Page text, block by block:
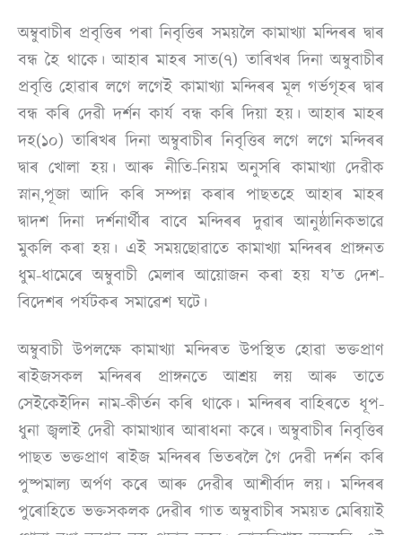
অম্বুবাচীৰ প্ৰবৃত্তিৰ পৰা নিবৃত্তিৰ সময়লৈ কামাখ্যা মন্দিৰৰ দ্বাৰ
বন্ধ হৈ থাকে। আহাৰ মাহৰ সাত(৭) তাৰিখৰ দিনা অম্বুবাচীৰ
প্ৰবৃত্তি হোৱাৰ লগে লগেই কামাখ্যা মন্দিৰৰ মূল গৰ্ভগৃহৰ দ্বাৰ
বন্ধ কৰি দেৱী দৰ্শন কাৰ্য বন্ধ কৰি দিয়া হয়। আহাৰ মাহৰ
দহ(১০) তাৰিখৰ দিনা অম্বুবাচীৰ নিবৃত্তিৰ লগে লগে মন্দিৰৰ
দ্বাৰ খোলা হয়। আৰু নীতি-নিয়ম অনুসৰি কামাখ্যা দেৱীক
স্নান,পূজা আদি কৰি সম্পন্ন কৰাৰ পাছতহে আহাৰ মাহৰ
দ্বাদশ দিনা দৰ্শনাৰ্থীৰ বাবে মন্দিৰৰ দুৱাৰ আনুষ্ঠানিকভাৱে
মুকলি কৰা হয়। এই সময়ছোৱাতে কামাখ্যা মন্দিৰৰ প্ৰাঙ্গনত
ধুম-ধামেৰে অম্বুবাচী মেলাৰ আয়োজন কৰা হয় য’ত দেশ-
বিদেশৰ পৰ্যটকৰ সমাৱেশ ঘটে।
অম্বুবাচী উপলক্ষে কামাখ্যা মন্দিৰত উপস্থিত হোৱা ভক্তপ্ৰাণ
ৰাইজসকল মন্দিৰৰ প্ৰাঙ্গনতে আশ্ৰয় লয় আৰু তাতে
সেইকেইদিন নাম-কীৰ্তন কৰি থাকে। মন্দিৰৰ বাহিৰতে ধূপ-
ধুনা জ্বলাই দেৱী কামাখ্যাৰ আৰাধনা কৰে। অম্বুবাচীৰ নিবৃত্তিৰ
পাছত ভক্তপ্ৰাণ ৰাইজ মন্দিৰৰ ভিতৰলৈ গৈ দেৱী দৰ্শন কৰি
পুষ্পমাল্য অৰ্পণ কৰে আৰু দেৱীৰ আশীৰ্বাদ লয়। মন্দিৰৰ
পুৰোহিতে ভক্তসকলক দেৱীৰ গাত অম্বুবাচীৰ সময়ত মেৰিয়াই